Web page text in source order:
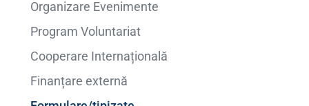
Organizare Evenimente
Program Voluntariat
Cooperare Internațională
Finanțare externă